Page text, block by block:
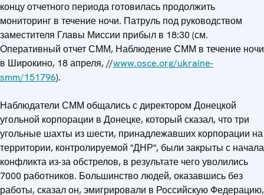
концу отчетного периода готовилась продолжить
мониторинг в течение ночи. Патруль под руководством
заместителя Главы Миссии прибыл в 18:30 (см.
Оперативный отчет СММ, Наблюдение СММ в течение ночи
в Широкино, 18 апреля, //www.osce.org/ukraine-
smm/151796).
Наблюдатели СММ общались с директором Донецкой
угольной корпорации в Донецке, который сказал, что три
угольные шахты из шести, принадлежавших корпорации на
территории, контролируемой "ДНР", были закрыты с начала
конфликта из-за обстрелов, в результате чего уволились
7000 работников. Большинство людей, оказавшись без
работы, сказал он, эмигрировали в Российскую Федерацию,